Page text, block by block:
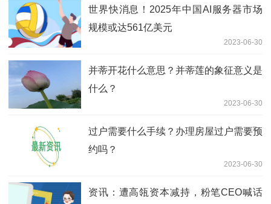
世界快消息！2025年中国AI服务器市场
规模或达561亿美元
2023-06-30
并蒂开花什么意思？并蒂莲的象征意义是
什么？
2023-06-30
过户需要什么手续？办理房屋过户需要预
约吗？
2023-06-30
资讯：遭高瓴资本减持，粉笔CEO喊话